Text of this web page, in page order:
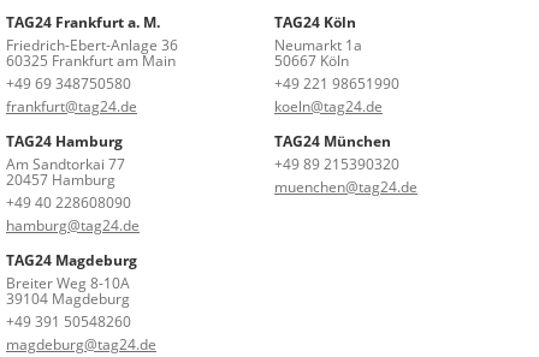
TAG24 Frankfurt a. M.
Friedrich-Ebert-Anlage 36
60325 Frankfurt am Main
+49 69 348750580
frankfurt@tag24.de
TAG24 Köln
Neumarkt 1a
50667 Köln
+49 221 98651990
koeln@tag24.de
TAG24 Hamburg
Am Sandtorkai 77
20457 Hamburg
+49 40 228608090
hamburg@tag24.de
TAG24 München
+49 89 215390320
muenchen@tag24.de
TAG24 Magdeburg
Breiter Weg 8-10A
39104 Magdeburg
+49 391 50548260
magdeburg@tag24.de